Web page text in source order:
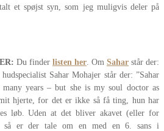
et spøjst syn, som jeg muligvis deler på
Du finder listen her. Om Sahar står der:
Sahar Mohajer står der: ”Sahar
years – but she is my soul doctor as
hjerte, for det er ikke så få ting, hun har
løb. Uden at det bliver akavet (eller for
så er der tale om en med en 6. sans i